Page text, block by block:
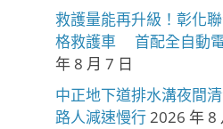
救護量能再升級！彰化
格救護車 首配全自動
年 8 月 7 日
中正地下道排水溝夜間
路人減速慢行2026 年 8